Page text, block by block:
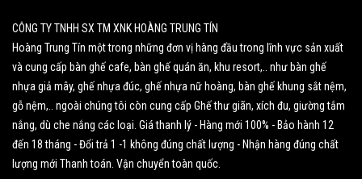
CÔNG TY TNHH SX TM XNK HOÀNG TRUNG TÍN
Hoàng Trung Tín một trong những đơn vị hàng đầu trong lĩnh vực sản xuất
và cung cấp bàn ghế cafe, bàn ghế quán ăn, khu resort,.. như bàn ghế
nhựa giả mây, ghế nhựa đúc, ghế nhựa nữ hoàng, bàn ghế khung sắt nệm,
gỗ nệm,.. ngoài chúng tôi còn cung cấp Ghế thư giãn, xích đu, giường tắm
nắng, dù che nắng các loại. Giá thanh lý - Hàng mới 100% - Bảo hành 12
đến 18 tháng - Đổi trả 1 -1 không đúng chất lượng - Nhận hàng đúng chất
lượng mới Thanh toán. Vận chuyển toàn quốc.